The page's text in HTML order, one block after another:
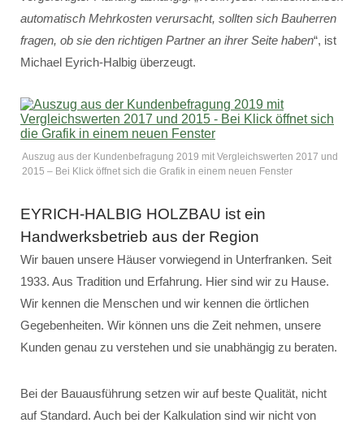
automatisch Mehrkosten verursacht, sollten sich Bauherren
fragen, ob sie den richtigen Partner an ihrer Seite haben“, ist
Michael Eyrich-Halbig überzeugt.
Auszug aus der Kundenbefragung 2019 mit Vergleichswerten 2017 und
2015 – Bei Klick öffnet sich die Grafik in einem neuen Fenster
EYRICH-HALBIG HOLZBAU ist ein
Handwerksbetrieb aus der Region
Wir bauen unsere Häuser vorwiegend in Unterfranken. Seit
1933. Aus Tradition und Erfahrung. Hier sind wir zu Hause.
Wir kennen die Menschen und wir kennen die örtlichen
Gegebenheiten. Wir können uns die Zeit nehmen, unsere
Kunden genau zu verstehen und sie unabhängig zu beraten.
Bei der Bauausführung setzen wir auf beste Qualität, nicht
auf Standard. Auch bei der Kalkulation sind wir nicht von